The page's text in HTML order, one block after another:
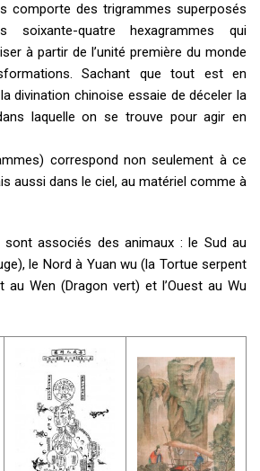
comporte des trigrammes superposés
quatre hexagrammes qui
à partir de l’unité première du monde
Sachant que tout est en
divination chinoise essaie de déceler la
laquelle on se trouve pour agir en
correspond non seulement à ce
aussi dans le ciel, au matériel comme à
sont associés des animaux : le Sud au
le Nord à Yuan wu (la Tortue serpent
au Wen (Dragon vert) et l’Ouest au Wu